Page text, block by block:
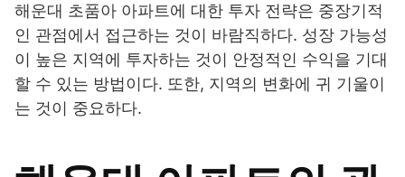
해운대 초품아 아파트에 대한 투자 전략은 중장기적
인 관점에서 접근하는 것이 바람직하다. 성장 가능성
이 높은 지역에 투자하는 것이 안정적인 수익을 기대
할 수 있는 방법이다. 또한, 지역의 변화에 귀 기울이
는 것이 중요하다.